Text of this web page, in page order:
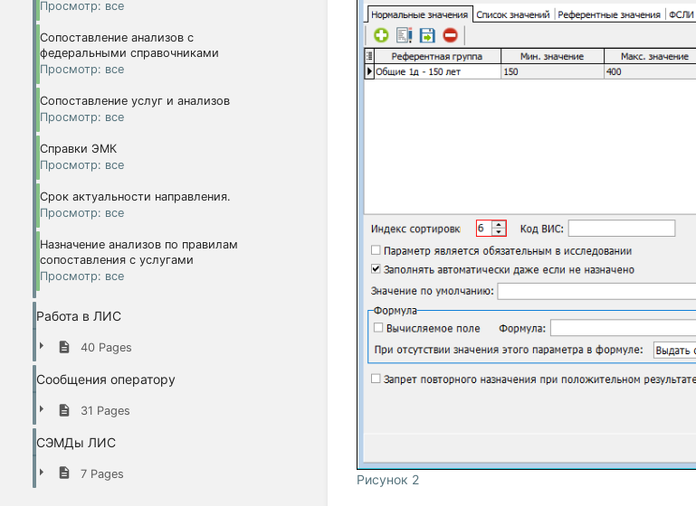
Просмотр: все
Сопоставление анализов с
федеральными справочниками
Просмотр: все
Сопоставление услуг и анализов
Просмотр: все
Справки ЭМК
Просмотр: все
Срок актуальности направления.
Просмотр: все
Назначение анализов по правилам
сопоставления с услугами
Просмотр: все
Работа в ЛИС
40 Pages
Сообщения оператору
31 Pages
СЭМДы ЛИС
7 Pages Рисунок 2